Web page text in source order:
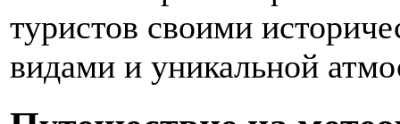
туристов своими
видами и уникальной